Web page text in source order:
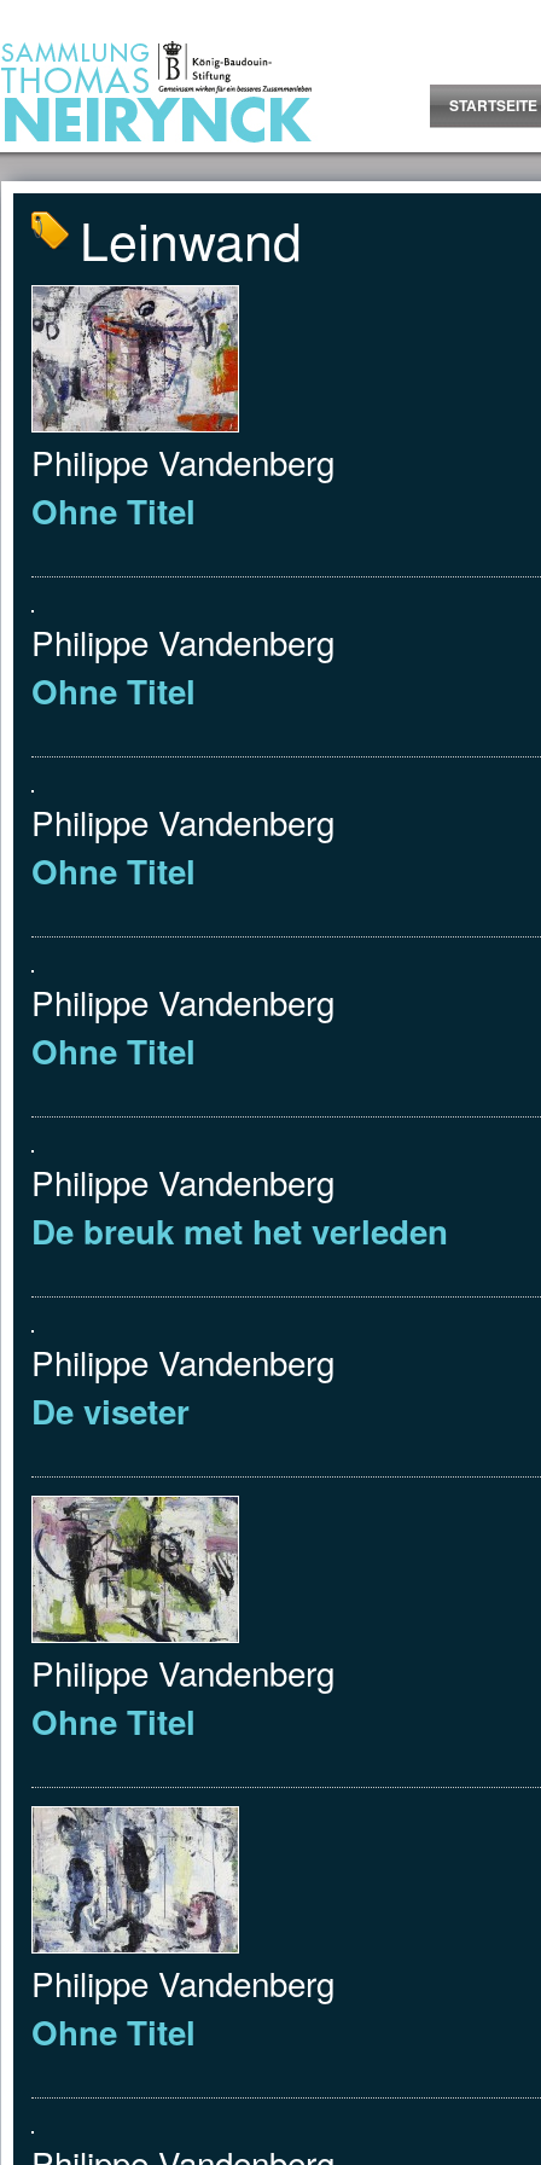
STARTSEITE
Leinwand
Philippe Vandenberg
Ohne Titel
Philippe Vandenberg
Ohne Titel
Philippe Vandenberg
Ohne Titel
Philippe Vandenberg
Ohne Titel
Philippe Vandenberg
De breuk met het verleden
Philippe Vandenberg
De viseter
Philippe Vandenberg
Ohne Titel
Philippe Vandenberg
Ohne Titel